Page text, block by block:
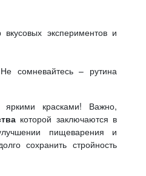
экспериментов и
сомневайтесь – рутина
красками! Важно,
которой заключаются в
пищеварения и
сохранить стройность